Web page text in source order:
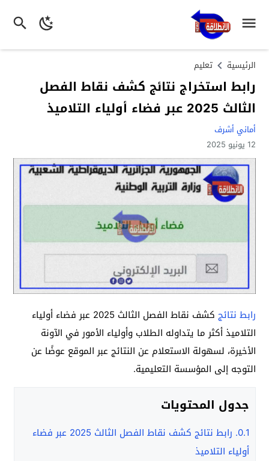
الرئيسية تعليم
رابط استخراج نتائج كشف نقاط الفصل
الثالث 2025 عبر فضاء أولياء التلاميذ
أماني أشرف
12 يونيو 2025
رابط نتائج
كشف نقاط الفصل الثالث 2025 عبر فضاء أولياء
التلاميذ أكثر ما يتداوله الطلاب وأولياء الأمور في الآونة
الأخيرة، لسهولة الاستعلام عن النتائج عبر الموقع عوضًا عن
التوجه إلى المؤسسة التعليمية.
جدول المحتويات
0.1.
رابط نتائج كشف نقاط الفصل الثالث 2025 عبر فضاء
أولياء التلاميذ